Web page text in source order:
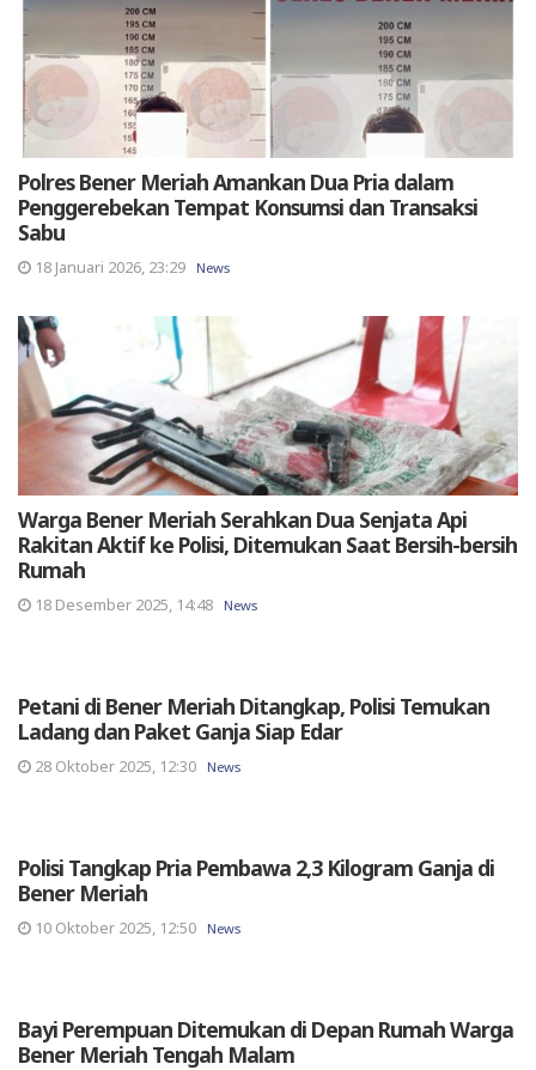
Polres Bener Meriah Amankan Dua Pria dalam
Penggerebekan Tempat Konsumsi dan Transaksi
Sabu
18 Januari 2026, 23:29 News
Warga Bener Meriah Serahkan Dua Senjata Api
Rakitan Aktif ke Polisi, Ditemukan Saat Bersih-bersih
Rumah
18 Desember 2025, 14:48 News
Petani di Bener Meriah Ditangkap, Polisi Temukan
Ladang dan Paket Ganja Siap Edar
28 Oktober 2025, 12:30 News
Polisi Tangkap Pria Pembawa 2,3 Kilogram Ganja di
Bener Meriah
10 Oktober 2025, 12:50 News
Bayi Perempuan Ditemukan di Depan Rumah Warga
Bener Meriah Tengah Malam